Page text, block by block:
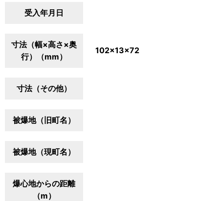
受入年月日
寸法（幅×高さ×奥
行）（mm）
102×13×72
寸法（その他）
被爆地（旧町名）
被爆地（現町名）
爆心地からの距離
（m）